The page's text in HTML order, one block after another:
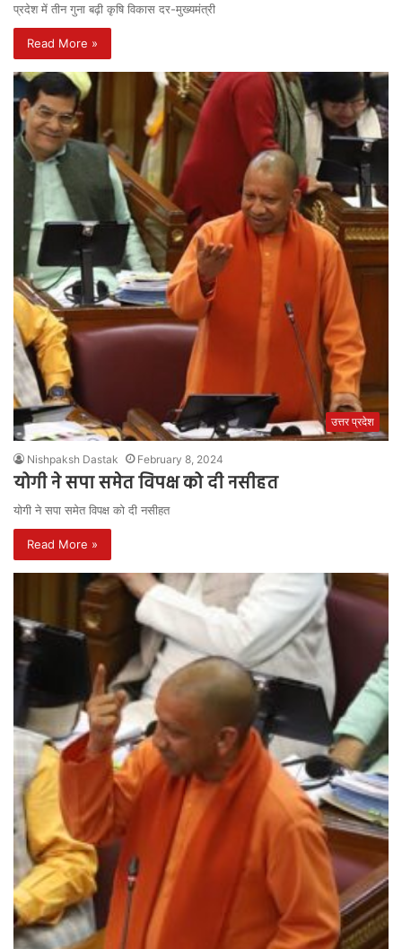
प्रदेश में तीन गुना बढ़ी कृषि विकास दर-मुख्यमंत्री
Read More »
उत्तर प्रदेश
Nishpaksh Dastak February 8, 2024
योगी ने सपा समेत विपक्ष को दी नसीहत
योगी ने सपा समेत विपक्ष को दी नसीहत
Read More »